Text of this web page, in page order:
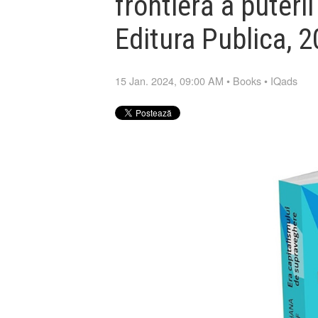
Editura Publica,
15 Jan. 2024, 09:00 AM • Books • IQads